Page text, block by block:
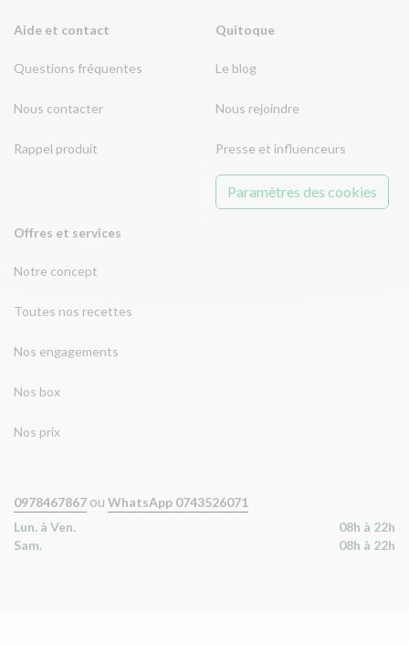
Aide et contact
Questions fréquentes
Nous contacter
Rappel produit
Offres et services
Notre concept
Toutes nos recettes
Nos engagements
Nos box
Nos prix
Quitoque
Le blog
Nous rejoindre
Presse et influenceurs
Paramètres des cookies
0978467867 ou WhatsApp 0743526071
Lun. à Ven.
08h à 22h
Sam.
08h à 22h